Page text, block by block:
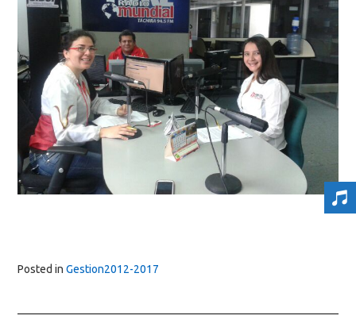
Posted in Gestion2012-2017